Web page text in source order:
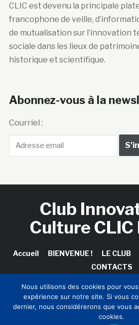
CLIC est devenu la principale
francophone de veille,
de mutualisation sur l’innovation
sociale dans les lieux de
historique et scientifique.
Abonnez-vous à la
Courriel :
Club
Culture CLIC
Accueil BIENVENUE ! LE CLUB
CONTACTS
Copyright © 2026 Club Innovation &
Sinapses Conseils
Nous utilisons des cookies pour
expérience sur notre site. Si vous
dernier, nous considérerons que vous
cookies.